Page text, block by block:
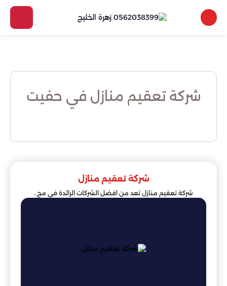
شركة تعقيم منازل في حفيت
شركة تعقيم منازل
شركة تعقيم منازل تعد من افضل الشركات الرائدة في مج..